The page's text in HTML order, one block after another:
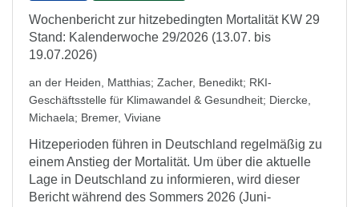
Wochenbericht zur hitzebedingten Mortalität KW 29
Stand: Kalenderwoche 29/2026 (13.07. bis
19.07.2026)
an der Heiden, Matthias; Zacher, Benedikt; RKI-
Geschäftsstelle für Klimawandel & Gesundheit; Diercke,
Michaela; Bremer, Viviane
Hitzeperioden führen in Deutschland regelmäßig zu
einem Anstieg der Mortalität. Um über die aktuelle
Lage in Deutschland zu informieren, wird dieser
Bericht während des Sommers 2026 (Juni-